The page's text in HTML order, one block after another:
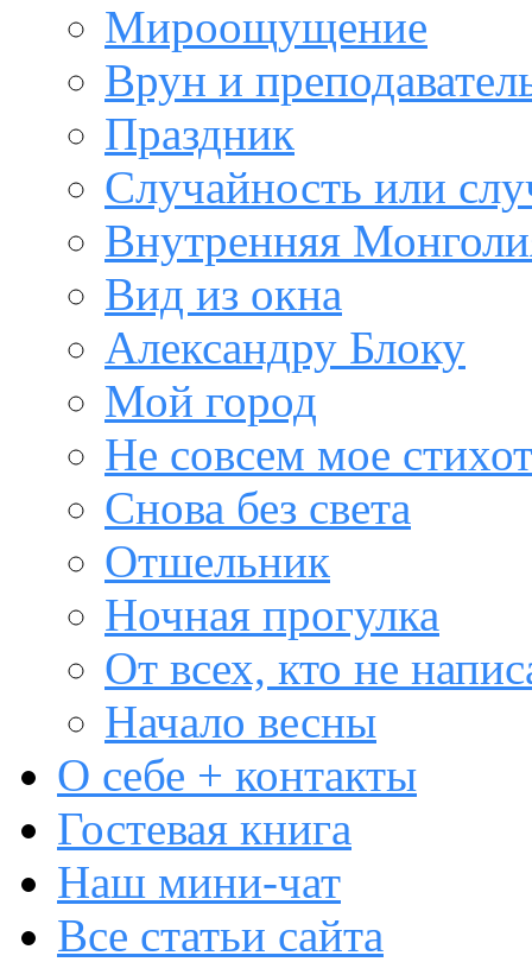
Мироощущение
Врун и
Праздник
Случайность или
Внутренняя
Вид из окна
Александру Блоку
Мой город
Не совсем мое
Снова без света
Отшельник
Ночная прогулка
От всех, кто не
Начало весны
О себе + контакты
Гостевая книга
Наш мини-чат
Все статьи сайта